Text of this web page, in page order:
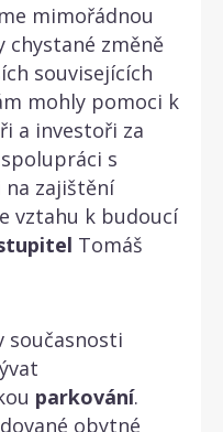
mimořádnou
chystané změně
souvisejících
mohly pomoci k
a investoři za
s
zajištění
vztahu k budoucí
Tomáš
současnosti
parkování.
obytné